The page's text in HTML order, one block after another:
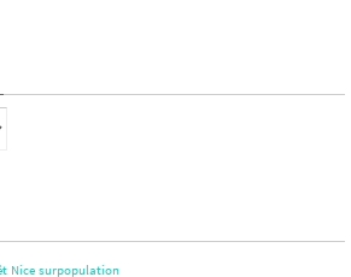
Nice surpopulation